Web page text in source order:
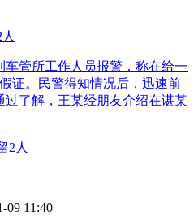
管所工作人员报警，称在给一
证。民警得知情况后，迅速前
了解，王某经朋友介绍在谌某
09 11:40